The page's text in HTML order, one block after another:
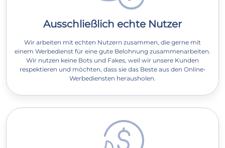
Ausschließlich echte Nutzer
Wir arbeiten mit echten Nutzern zusammen, die gerne mit
einem Werbedienst für eine gute Belohnung zusammenarbeiten.
Wir nutzen keine Bots und Fakes, weil wir unsere Kunden
respektieren und möchten, dass sie das Beste aus den Online-
Werbediensten herausholen.